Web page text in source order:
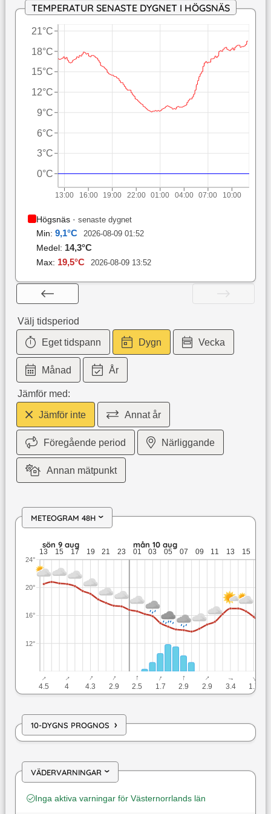
TEMPERATUR SENASTE DYGNET I HÖGSNÄS
13:00 16:00 19:00 22:00 01:00 04:00 07:00 10:00
0°C
3°C
6°C
9°C
12°C
15°C
18°C
21°C
Högsnäs· senaste dygnet
Min: 9,1°C 2026-08-09 01:52
Medel: 14,3°C
Max: 19,5°C 2026-08-09 13:52
Välj tidsperiod
Eget tidspann Dygn Vecka
Månad År
Jämför med:
Jämför inte Annat år
Föregående period Närliggande
Annan mätpunkt
METEOGRAM 48H ›
sön 9 aug: 20,8 till 17,3 grader: ingen nederbörd: upp till
sön 9 aug mån 10 aug
13 15 17 19 21 23 01 03 05 07 09 11 13 15
12°
16°
20°
24°
↓
4.5
↓
4
↓
4.3
↓
2.9
↓
2.5
↓
1.7
↓
2.9
↓
2.9
↓
3.4
↓
1.7
10-DYGNS PROGNOS ›
VÄDERVARNINGAR›
Inga aktiva varningar för Västernorrlands län